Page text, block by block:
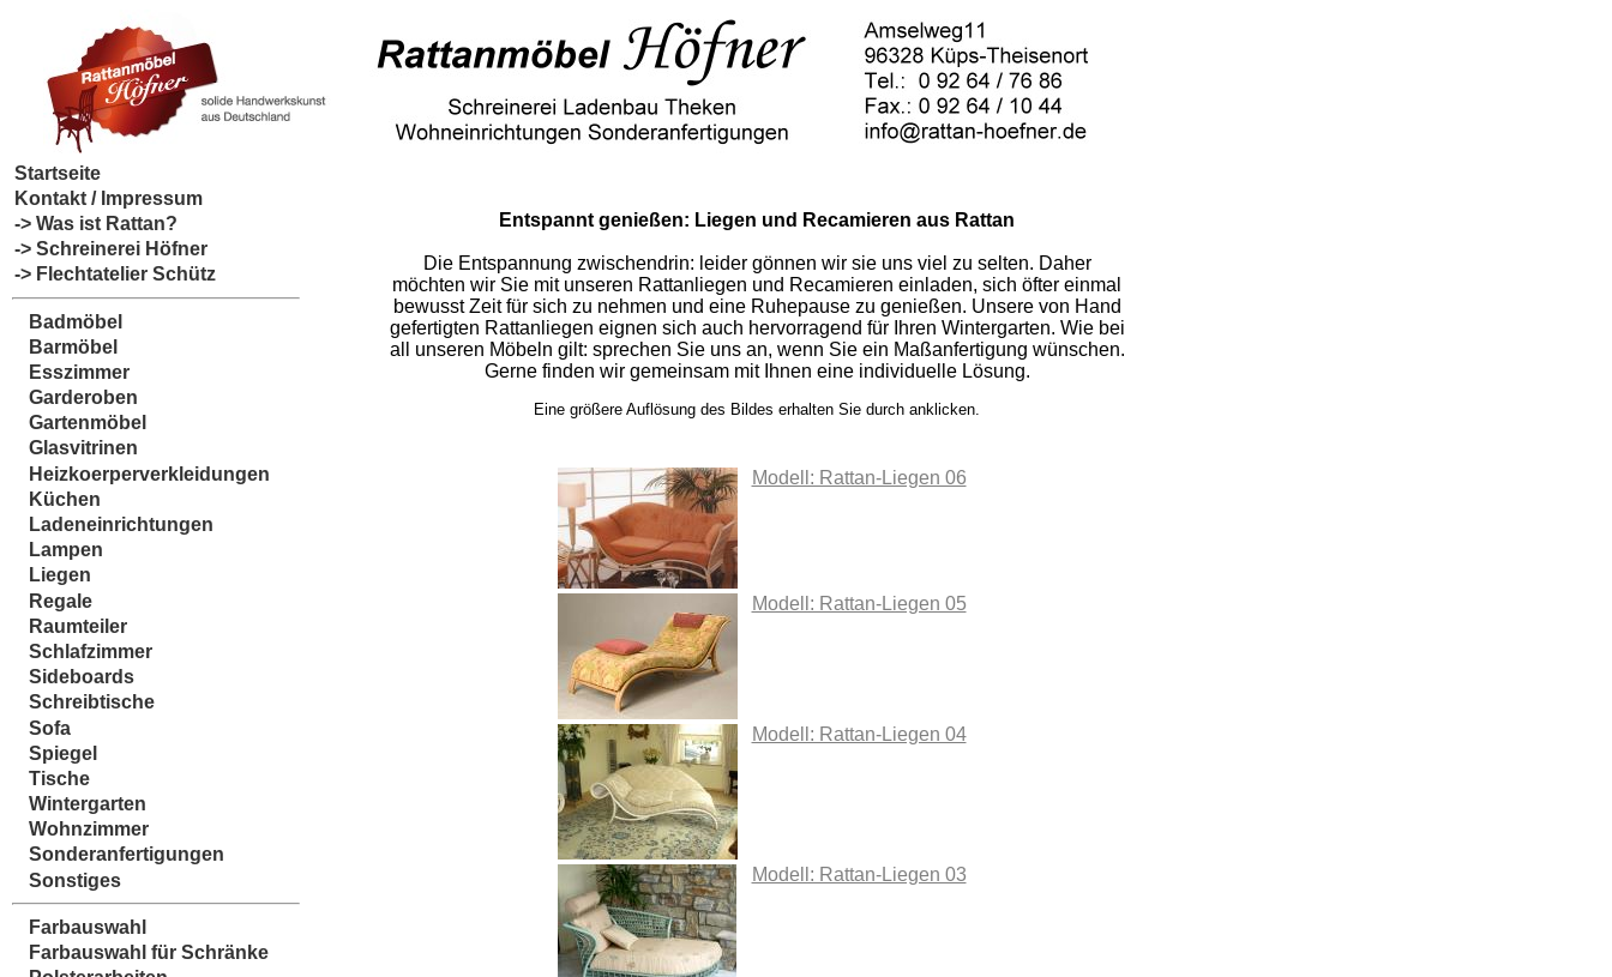
Startseite
Kontakt / Impressum
-> Was ist Rattan?
-> Schreinerei Höfner
-> Flechtatelier Schütz
Badmöbel
Barmöbel
Esszimmer
Garderoben
Gartenmöbel
Glasvitrinen
Heizkoerperverkleidungen
Küchen
Ladeneinrichtungen
Lampen
Liegen
Regale
Raumteiler
Schlafzimmer
Sideboards
Schreibtische
Sofa
Spiegel
Tische
Wintergarten
Wohnzimmer
Sonderanfertigungen
Sonstiges
Farbauswahl
Farbauswahl für Schränke
Entspannt genießen: Liegen und Recamieren aus Rattan
Die Entspannung zwischendrin: leider gönnen wir sie uns viel zu selten. Daher
möchten wir Sie mit unseren Rattanliegen und Recamieren einladen, sich öfter einmal
bewusst Zeit für sich zu nehmen und eine Ruhepause zu genießen. Unsere von Hand
gefertigten Rattanliegen eignen sich auch hervorragend für Ihren Wintergarten. Wie bei
all unseren Möbeln gilt: sprechen Sie uns an, wenn Sie ein Maßanfertigung wünschen.
Gerne finden wir gemeinsam mit Ihnen eine individuelle Lösung.
Eine größere Auflösung des Bildes erhalten Sie durch anklicken.
Modell: Rattan-Liegen 06
Modell: Rattan-Liegen 05
Modell: Rattan-Liegen 04
Modell: Rattan-Liegen 03